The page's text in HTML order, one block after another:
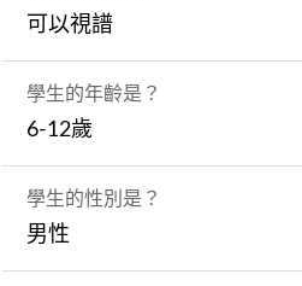
可以視譜
學生的年齡是？
6-12歲
學生的性別是？
男性